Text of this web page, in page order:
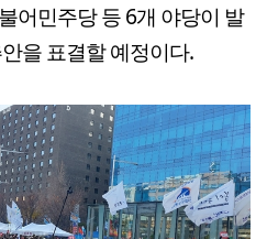
어민주당 등 6개 야당이 발
을 표결할 예정이다.